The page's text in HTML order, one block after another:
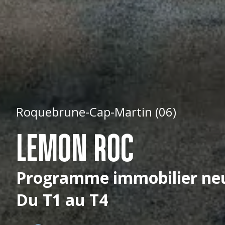
Roquebrune-Cap-Martin (06)
LEMON ROC
Programme immobilier
Du T1 au T4